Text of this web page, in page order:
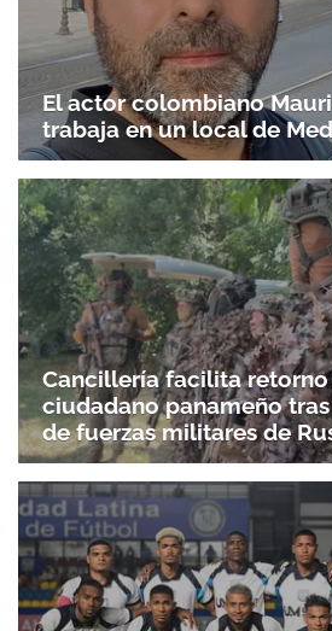
El actor colombiano
trabaja en un local de
Cancillería facilita retorno
ciudadano panameño
de fuerzas militares de